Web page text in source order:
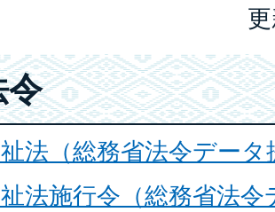
令
法（総務省法令デー
法施行令（総務省法